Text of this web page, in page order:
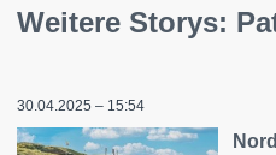
Weitere Storys:
30.04.2025 – 15:54